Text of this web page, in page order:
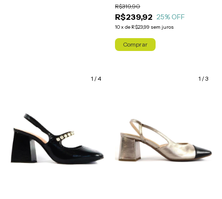
R$239,92
R$319,90
25% OFF
10x de R$23,99 sem juros
Comprar
1 /4 1 /3